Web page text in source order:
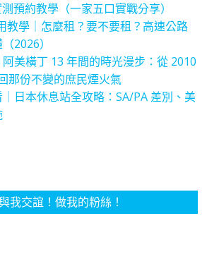
預約教學（一家五口實戰分享）
教學｜怎麼租？要不要租？高速公路
2026）
阿美橫丁 13 年間的時光漫步：從 2010
那份不變的庶民煙火氣
日本休息站全攻略：SA/PA 差別、美
我交誼！做我的粉絲！